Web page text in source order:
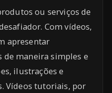
ou serviços de
Com vídeos,
apresentar
de maneira simples e
ilustrações e
Vídeos tutoriais, por